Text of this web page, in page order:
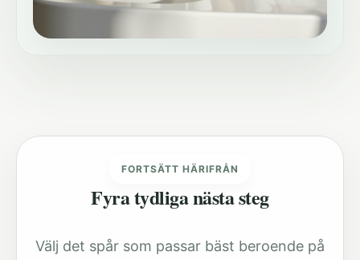
FORTSÄTT HÄRIFRÅN
Fyra tydliga nästa steg
Välj det spår som passar bäst beroende på